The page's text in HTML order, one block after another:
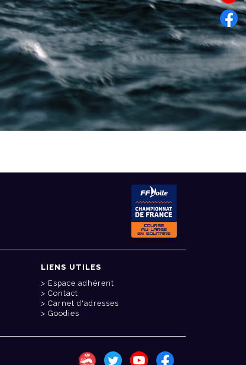
LIENS UTILES
Espace adhérent
Contact
Carnet d'adresses
Goodies